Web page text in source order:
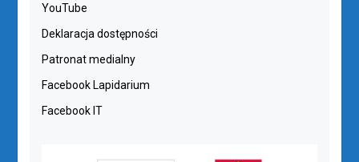
YouTube
Deklaracja dostępności
Patronat medialny
Facebook Lapidarium
Facebook IT